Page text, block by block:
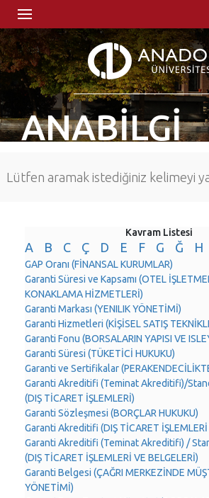
ANABİLGİ
Kavram Listesi
A B C Ç D E F G Ğ H
GAP Oranı (FİNANSAL KURUMLAR)
Garanti Süresi ve Kapsamı (OTEL
KONAKLAMA HİZMETLERİ)
Garanti Markası (YENILIK YÖNETİMİ)
Garanti Hizmetleri (KİŞİSEL SATIŞ
Garanti Fonu (BORSALARIN YAPISI VE
Garanti Süresi (TÜKETİCİ HUKUKU)
Garanti ve Sertifikalar
Garanti Akreditifi (Teminat Akreditifi)/
(DIŞ TİCARET İŞLEMLERİ)
Garanti Sözleşmesi (BORÇLAR HUKUKU)
Garanti Akreditifi (DIŞ TİCARET İŞLEMLERİ
Garanti Akreditifi (Teminat Akreditifi) /
(DIŞ TİCARET İŞLEMLERİ VE BELGELERİ)
Garanti Belgesi (ÇAĞRI MERKEZİNDE
YÖNETİMİ)